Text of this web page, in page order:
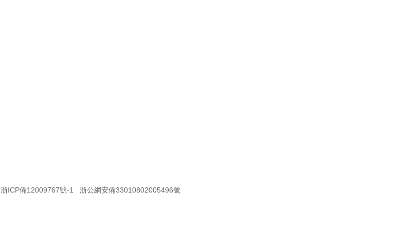
浙ICP備12009767號-1 浙公網安備33010802005496號